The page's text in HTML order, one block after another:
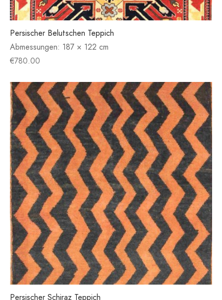
Persischer Belutschen Teppich
Abmessungen: 187 × 122 cm
€780.00
Persischer Schiraz Teppich